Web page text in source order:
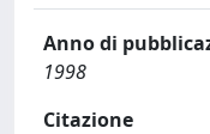
Anno di
1998
Citazione